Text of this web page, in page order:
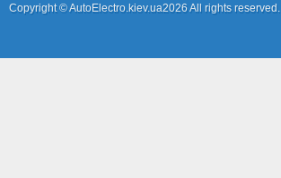
Copyright © AutoElectro.kiev.ua2026 All rights reserved.